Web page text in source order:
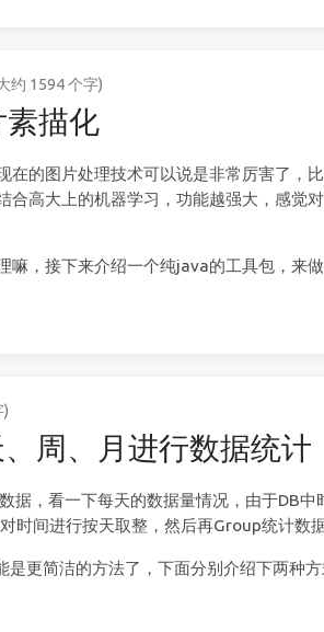
约 1594 个字)
描化
在的图片处理技术可以说是非常厉害了，
合高大上的机器学习，功能越强大，感觉
嘛，接下来介绍一个纯java的工具包，来
)
周、月进行数据统计
据，看一下每天的数据量情况，由于DB中
时间进行按天取整，然后再Group统计数据
是更简洁的方法了，下面分别介绍下两种